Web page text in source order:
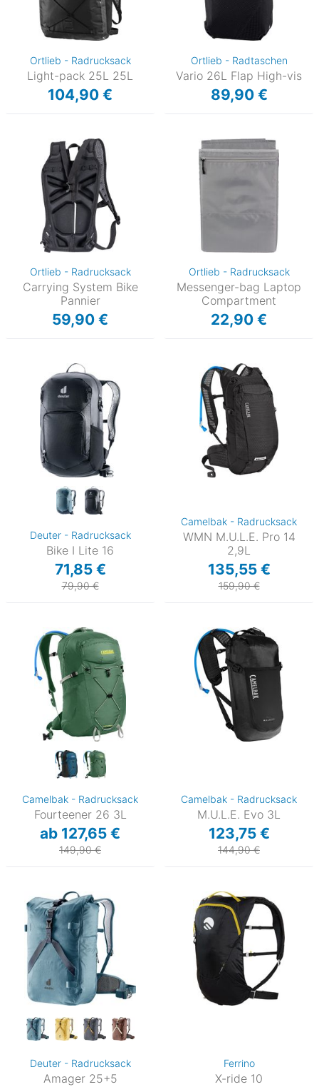
Ortlieb - Radrucksack
Light-pack 25L 25L
104,90 €
Ortlieb - Radtaschen
Vario 26L Flap High-vis
89,90 €
Ortlieb - Radrucksack
Carrying System Bike
Pannier
59,90 €
Ortlieb - Radrucksack
Messenger-bag Laptop
Compartment
22,90 €
Deuter - Radrucksack
Bike I Lite 16
71,85 €
79,90 €
Camelbak - Radrucksack
WMN M.U.L.E. Pro 14
2,9L
135,55 €
159,90 €
Camelbak - Radrucksack
Fourteener 26 3L
ab 127,65 €
149,90 €
Camelbak - Radrucksack
M.U.L.E. Evo 3L
123,75 €
144,90 €
Deuter - Radrucksack
Amager 25+5
Ferrino
X-ride 10